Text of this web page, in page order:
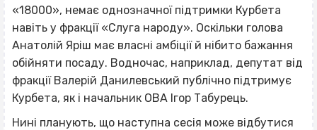
«18000», немає однозначної підтримки Курбета
навіть у фракції «Слуга народу». Оскільки голова
Анатолій Яріш має власні амбіції й нібито бажання
обійняти посаду. Водночас, наприклад, депутат від
фракції Валерій Данилевський публічно підтримує
Курбета, як і начальник ОВА Ігор Табурець.
Нині планують, що наступна сесія може відбутися